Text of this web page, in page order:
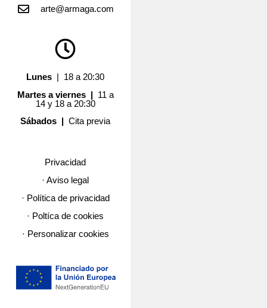
arte@armaga.com
Lunes | 18 a 20:30
Martes a viernes | 11 a
14 y 18 a 20:30
Sábados |Cita previa
Privacidad
· Aviso legal
· Política de privacidad
· Poltíca de cookies
· Personalizar cookies